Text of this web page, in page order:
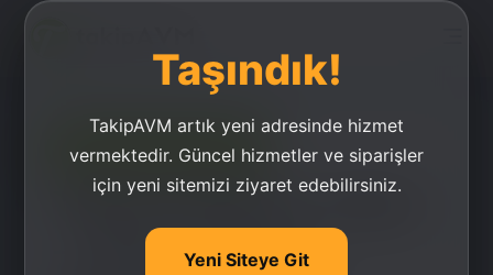
Taşındık!
TakipAVM artık yeni adresinde hizmet
vermektedir. Güncel hizmetler ve siparişler
için yeni sitemizi ziyaret edebilirsiniz.
Yeni Siteye Git
Ucuz Takipçi Satın Al
Tiktok Kullanıcı Adları
- Türkçe Tiktok